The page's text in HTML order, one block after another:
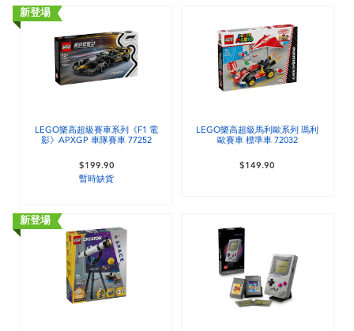
手工藝,文具,蠟筆,泥膠,畫板
娃娃, 芭比,收藏公仔
遊戲及拼圖系列
戶外及運動用品
派對用品
Play-Doh培樂多
Pokemon寶可夢
LEGO樂高
Fuggler
Tomica多美
12~14歳
14歳以上
新登場
LEGO樂高超級賽車系列《F1 電
影》APXGP 車隊賽車 77252
$199.90
暫時缺貨
LEGO樂高超級馬利歐系列 瑪利
歐賽車 標準車 72032
$149.90
新登場